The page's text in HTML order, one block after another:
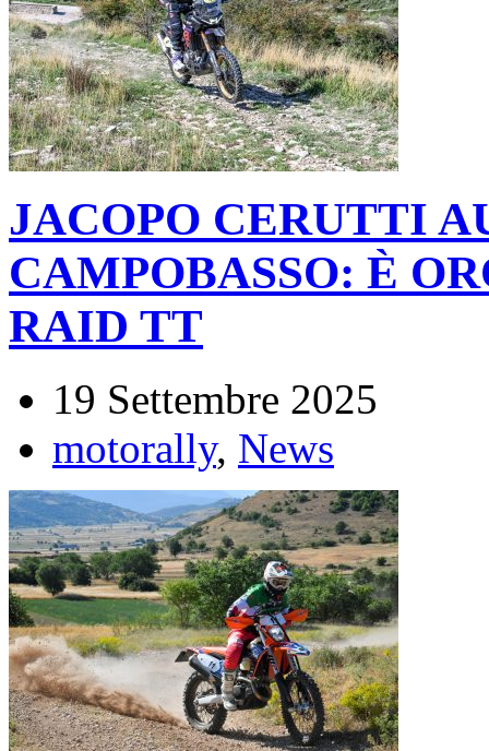
JACOPO CERUTTI
CAMPOBASSO: È
RAID TT
19 Settembre 2025
motorally, News